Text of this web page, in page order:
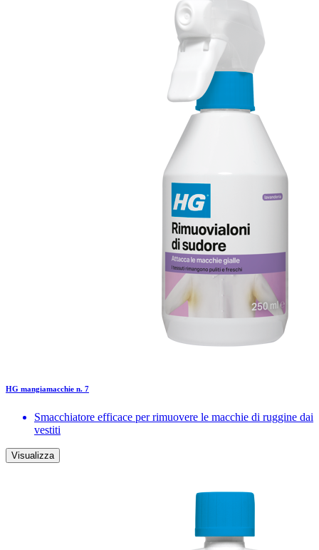
HG mangiamacchie n. 7
Smacchiatore efficace per rimuovere le macchie di ruggine dai
vestiti
Visualizza